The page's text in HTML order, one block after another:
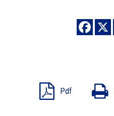
Pdf